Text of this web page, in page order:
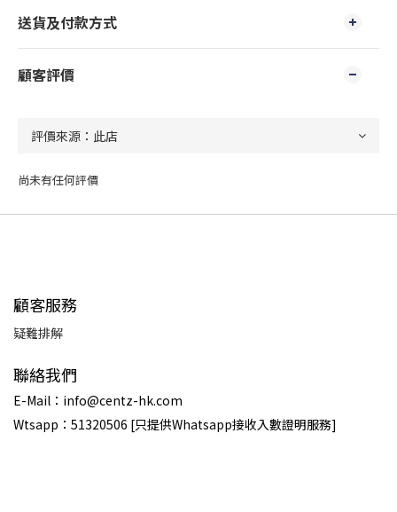
送貨及付款方式
顧客評價
尚未有任何評價
顧客服務
疑難排解
聯絡我們
E-Mail：info@centz-hk.com
Wtsapp：51320506 [只提供Whatsapp接收入數證明服務]